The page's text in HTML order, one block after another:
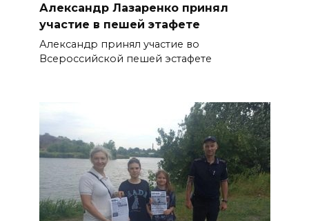
Александр Лазаренко принял
участие в пешей этафете
Александр принял участие во
Всероссийской пешей эстафете